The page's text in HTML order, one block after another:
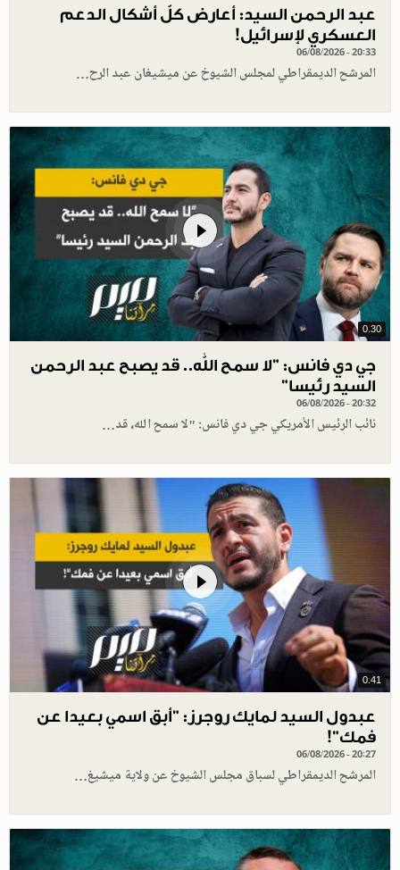
عبد الرحمن السيد: أعارض كلّ أشكال الدعم
العسكري لإسرائيل!
06/08/2026 - 20:33
المرشح الديمقراطي لمجلس الشيوخ عن ميشيغان عبد الرح…
0.30
جي دي فانس: ”لا سمح الله.. قد يصبح عبد الرحمن
السيد رئيسا”
06/08/2026 - 20:32
نائب الرئيس الأمريكي جي دي فانس: "لا سمح الله، قد…
0.41
عبدول السيد لمايك روجرز: "أبق اسمي بعيدا عن
فمك"!
06/08/2026 - 20:27
المرشح الديمقراطي لسباق مجلس الشيوخ عن ولاية ميشيغ…